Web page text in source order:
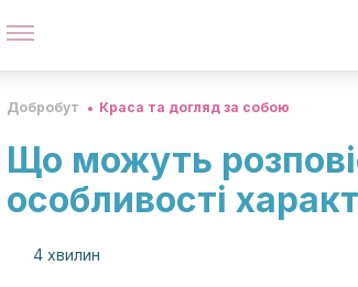
Добробут Краса та догляд за собою
Що можуть
особливості
4 хвилин